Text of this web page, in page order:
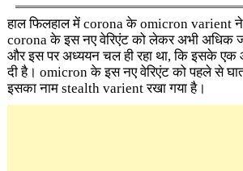
हाल फिलहाल में corona के omicron varient
corona के इस नए वेरिएंट को लेकर अभी अधिक
और इस पर अध्ययन चल ही रहा था, कि इसके एक
दी है। omicron के इस नए वेरिएंट को पहले से
इसका नाम stealth varient रखा गया है।